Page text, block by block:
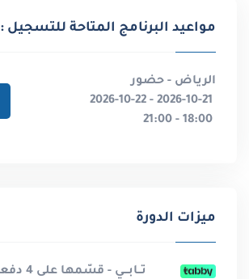
مواعيد البرنامج المتاحة للتسجيل :
الرياض - حضور
ميزات الدورة
تــابـــي - قسّمها على 4 دفعات بدون فوائد